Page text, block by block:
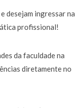
desejam ingressar na
profissional!
da faculdade na
diretamente no